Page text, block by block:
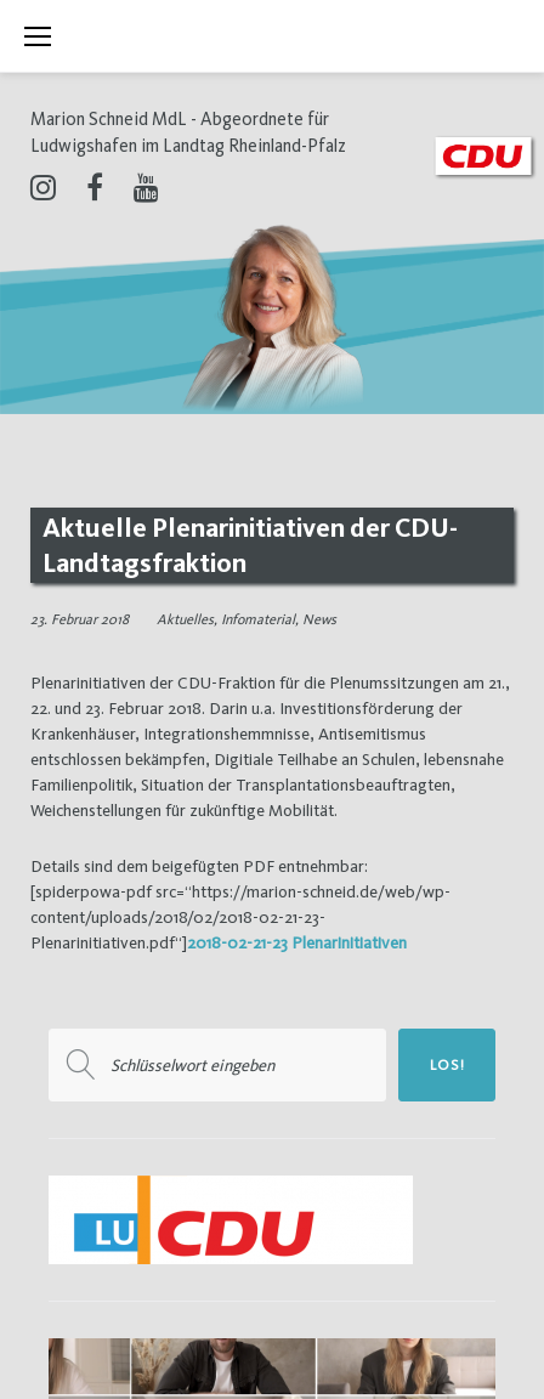
Inhalt
Marion Schneid MdL - Abgeordnete für
Ludwigshafen im Landtag Rheinland-Pfalz
Aktuelle Plenarinitiativen der CDU-
Landtagsfraktion
23. Februar 2018 Aktuelles, Infomaterial, News
Plenarinitiativen der CDU-Fraktion für die Plenumssitzungen am 21.,
22. und 23. Februar 2018. Darin u.a. Investitionsförderung der
Krankenhäuser, Integrationshemmnisse, Antisemitismus
entschlossen bekämpfen, Digitiale Teilhabe an Schulen, lebensnahe
Familienpolitik, Situation der Transplantationsbeauftragten,
Weichenstellungen für zukünftige Mobilität.
Details sind dem beigefügten PDF entnehmbar:
[spiderpowa-pdf src=“https://marion-schneid.de/web/wp-
content/uploads/2018/02/2018-02-21-23-
Plenarinitiativen.pdf“]2018-02-21-23 Plenarinitiativen
nach:
LOS!